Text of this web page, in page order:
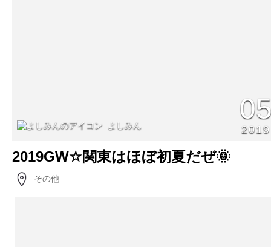
よしみん 2019
2019GW☆関東はほぼ初夏だぜ🌞
その他